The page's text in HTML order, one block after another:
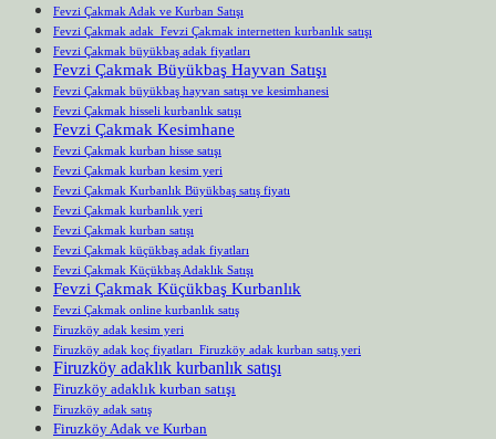
Fevzi Çakmak Adak ve Kurban Satışı
Fevzi Çakmak adak Fevzi Çakmak internetten kurbanlık satışı
Fevzi Çakmak büyükbaş adak fiyatları
Fevzi Çakmak Büyükbaş Hayvan Satışı
Fevzi Çakmak büyükbaş hayvan satışı ve kesimhanesi
Fevzi Çakmak hisseli kurbanlık satışı
Fevzi Çakmak Kesimhane
Fevzi Çakmak kurban hisse satışı
Fevzi Çakmak kurban kesim yeri
Fevzi Çakmak Kurbanlık Büyükbaş satış fiyatı
Fevzi Çakmak kurbanlık yeri
Fevzi Çakmak kurban satışı
Fevzi Çakmak küçükbaş adak fiyatları
Fevzi Çakmak Küçükbaş Adaklık Satışı
Fevzi Çakmak Küçükbaş Kurbanlık
Fevzi Çakmak online kurbanlık satış
Firuzköy adak kesim yeri
Firuzköy adak koç fiyatları Firuzköy adak kurban satış yeri
Firuzköy adaklık kurbanlık satışı
Firuzköy adaklık kurban satışı
Firuzköy adak satış
Firuzköy Adak ve Kurban